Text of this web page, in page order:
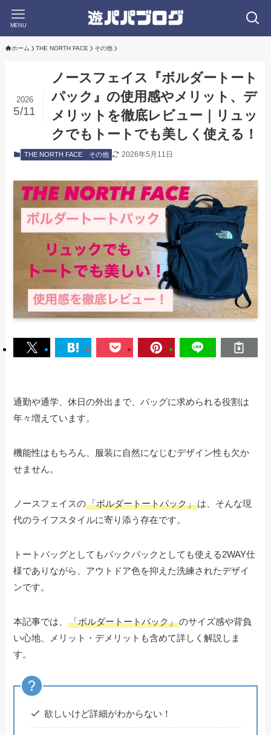
MENU
ホーム THE NORTH FACE その他
ノースフェイス『ボルダートート
パック』の使用感やメリット、デ
メリットを徹底レビュー｜リュッ
クでもトートでも美しく使える！
2026
5/11
THE NORTH FACE その他 2026年5月11日
通勤や通学、休日の外出まで、バッグに求められる役割は
年々増えています。
機能性はもちろん、服装に自然になじむデザイン性も欠か
せません。
ノースフェイスの「ボルダートートパック」は、そんな現
代のライフスタイルに寄り添う存在です。
トートバッグとしてもバックパックとしても使える2WAY仕
様でありながら、アウトドア色を抑えた洗練されたデザイ
ンです。
本記事では、「ボルダートートパック」のサイズ感や背負
い心地、メリット・デメリットも含めて詳しく解説しま
す。
欲しいけど詳細がわからない！